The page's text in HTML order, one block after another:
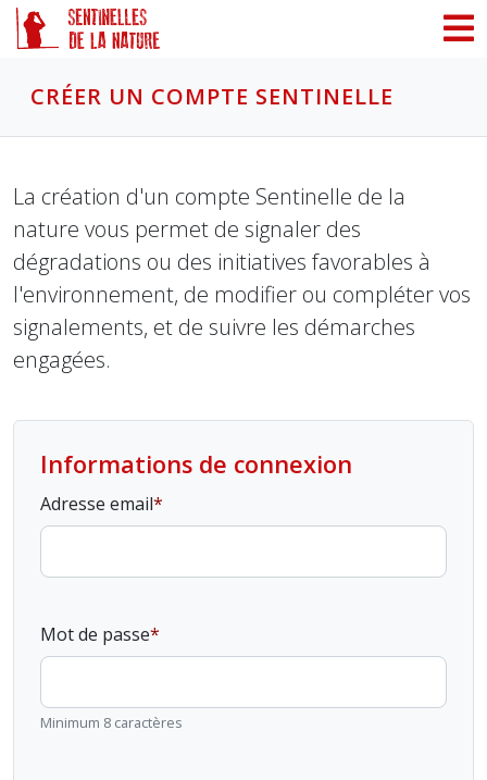
CRÉER UN COMPTE SENTINELLE
La création d'un compte Sentinelle de la
nature vous permet de signaler des
dégradations ou des initiatives favorables à
l'environnement, de modifier ou compléter vos
signalements, et de suivre les démarches
engagées.
Informations de connexion
Adresse email
Mot de passe
Minimum 8 caractères
Panneau de gestion des cookies